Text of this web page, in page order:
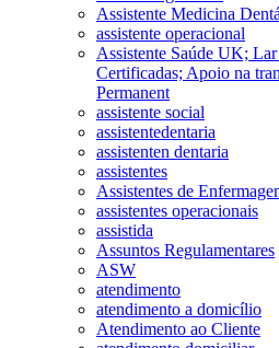
Assistente Medicina
assistente operacional
Assistente Saúde UK; Lar
Certificadas; Apoio na
Permanent
assistente social
assistentedentaria
assistenten dentaria
assistentes
Assistentes de
assistentes operacionais
assistida
Assuntos Regulamentares
ASW
atendimento
atendimento a domicílio
Atendimento ao Cliente